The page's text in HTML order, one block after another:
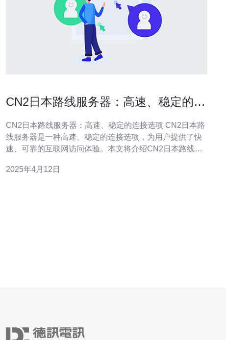
CN2日本路线服务器：高速、稳定的连
CN2日本路线服务器：高速、稳定的连接选项 CN2日本路
线服务器是一种高速、稳定的连接选项，为用户提供了快
速、可靠的互联网访问体验。本文将介绍CN2日本路线服
势： 高速连接：CN2日本路线服务器采用高速的网络架
2025年4月12日